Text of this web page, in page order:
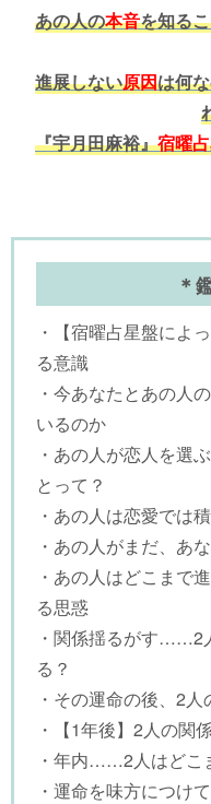
あの人の本音を知る
進展しない原因は何
『宇月田麻裕』宿曜
＊
・【宿曜占星盤によ
る意識
・今あなたとあの人
いるのか
・あの人が恋人を選
とって？
・あの人は恋愛では
・あの人がまだ、あ
・あの人はどこまで
る思惑
・関係揺るがす……2
る？
・その運命の後、2
・【1年後】2人の関
・年内……2人はど
・運命を味方につけ